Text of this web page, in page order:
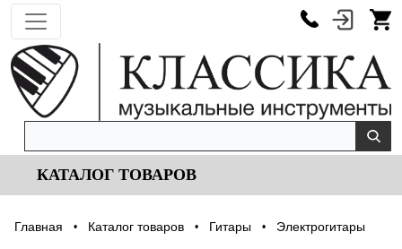
КАТАЛОГ ТОВАРОВ
Главная • Каталог товаров • Гитары • Электрогитары